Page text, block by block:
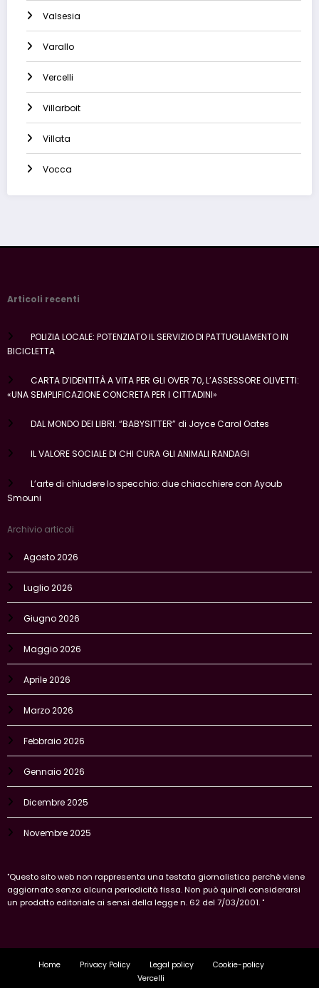
Valsesia
Varallo
Vercelli
Villarboit
Villata
Vocca
Articoli recenti
POLIZIA LOCALE: POTENZIATO IL SERVIZIO DI PATTUGLIAMENTO IN
BICICLETTA
CARTA D’IDENTITÀ A VITA PER GLI OVER 70, L’ASSESSORE OLIVETTI:
«UNA SEMPLIFICAZIONE CONCRETA PER I CITTADINI»
DAL MONDO DEI LIBRI. “BABYSITTER” di Joyce Carol Oates
IL VALORE SOCIALE DI CHI CURA GLI ANIMALI RANDAGI
L’arte di chiudere lo specchio: due chiacchiere con Ayoub
Smouni
Archivio articoli
Agosto 2026
Luglio 2026
Giugno 2026
Maggio 2026
Aprile 2026
Marzo 2026
Febbraio 2026
Gennaio 2026
Dicembre 2025
Novembre 2025
"Questo sito web non rappresenta una testata giornalistica perchè viene
aggiornato senza alcuna periodicità fissa. Non può quindi considerarsi
un prodotto editoriale ai sensi della legge n. 62 del 7/03/2001. "
Home Privacy Policy Legal policy
Cookie-policy
Vercelli